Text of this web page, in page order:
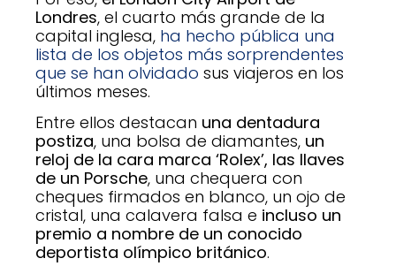
Londres, el cuarto más grande de la
capital inglesa, ha hecho pública una
lista de los objetos más sorprendentes
que se han olvidado sus viajeros en los
últimos meses.
Entre ellos destacan una dentadura
postiza, una bolsa de diamantes, un
reloj de la cara marca ‘Rolex’, las llaves
de un Porsche, una chequera con
cheques firmados en blanco, un ojo de
cristal, una calavera falsa e incluso un
premio a nombre de un conocido
deportista olímpico británico.